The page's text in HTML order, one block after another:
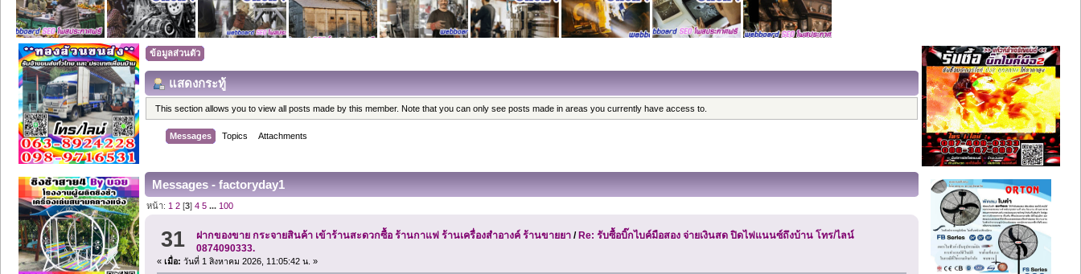
ข้อมูลส่วนตัว
แสดงกระทู้
This section allows you to view all posts made by this member. Note that you can only see posts made in areas you currently have access to.
Messages Topics Attachments
Messages - factoryday1
หน้า: 1 2 [3]4 5 ... 100
31 ฝากของขาย กระจายสินค้า เข้าร้านสะดวกซื้อ ร้านกาแฟ ร้านเครื่องสำอางค์ ร้านขายยา /Re: รับซื้อบิ๊กไบค์มือสอง จ่ายเงินสด ปิดไฟแนนซ์ถึงบ้าน โทร/ไลน์
0874090333.
« เมื่อ: วันที่ 1 สิงหาคม 2026, 11:05:42 น. »